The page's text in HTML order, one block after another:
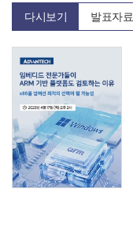
다시보기 발표자료